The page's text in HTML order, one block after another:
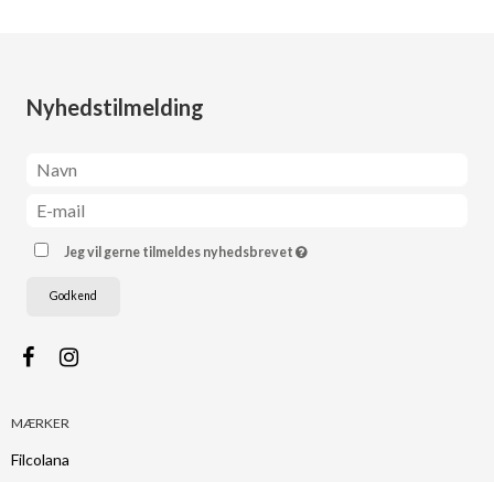
Nyhedstilmelding
Jeg vil gerne tilmeldes nyhedsbrevet
Godkend
MÆRKER
Filcolana